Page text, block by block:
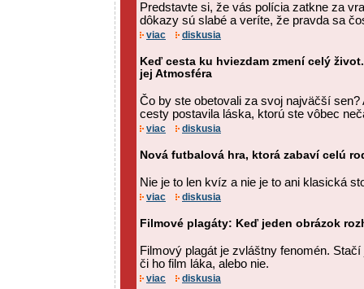
Predstavte si, že vás polícia zatkne za
dôkazy sú slabé a veríte, že pravda sa
viac diskusia
Keď cesta ku hviezdam zmení celý
jej Atmosféra
Čo by ste obetovali za svoj najväčší
cesty postavila láska, ktorú ste vôbec
viac diskusia
Nová futbalová hra, ktorá zabaví celú
Nie je to len kvíz a nie je to ani klasická
viac diskusia
Filmové plagáty: Keď jeden obrázok
Filmový plagát je zvláštny fenomén.
či ho film láka, alebo nie.
viac diskusia